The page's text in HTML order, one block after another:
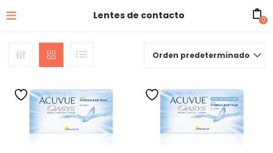
Lentes de contacto 0
Orden predeterminado